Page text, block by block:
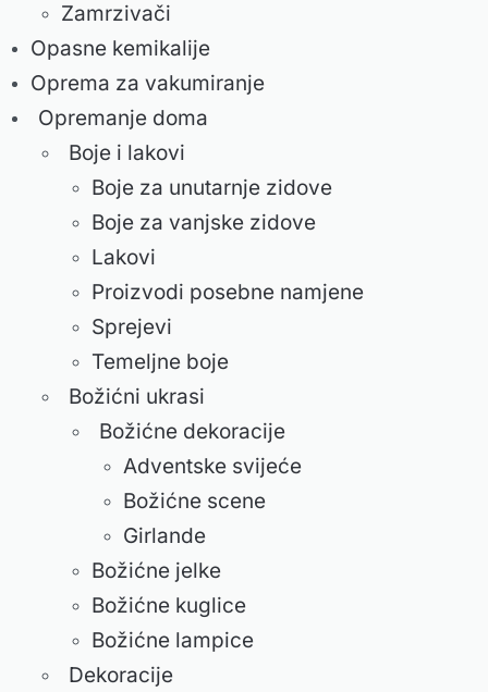
Zamrzivači
Opasne kemikalije
Oprema za vakumiranje
Opremanje doma
Boje i lakovi
Boje za unutarnje zidove
Boje za vanjske zidove
Lakovi
Proizvodi posebne namjene
Sprejevi
Temeljne boje
Božićni ukrasi
Božićne dekoracije
Adventske svijeće
Božićne scene
Girlande
Božićne jelke
Božićne kuglice
Božićne lampice
Dekoracije